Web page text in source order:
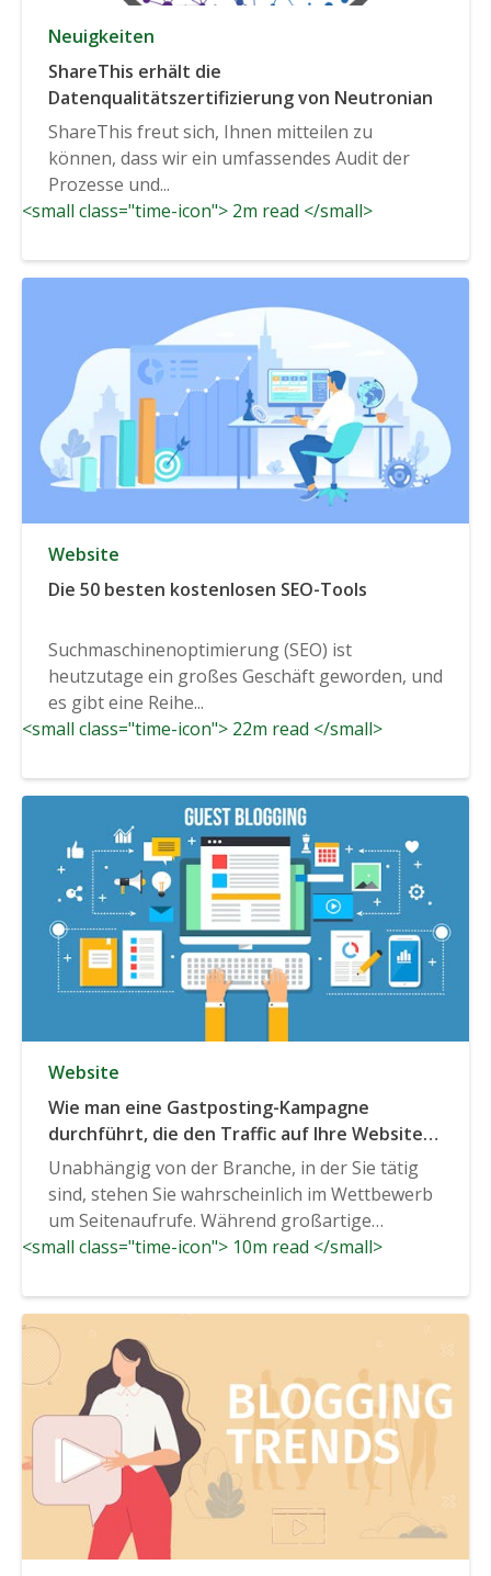
Neuigkeiten
ShareThis erhält die
Datenqualitätszertifizierung von Neutronian
ShareThis freut sich, Ihnen mitteilen zu
können, dass wir ein umfassendes Audit der
Prozesse und...
<small class="time-icon"> 2m read </small>
Website
Die 50 besten kostenlosen SEO-Tools
Suchmaschinenoptimierung (SEO) ist
heutzutage ein großes Geschäft geworden, und
es gibt eine Reihe...
<small class="time-icon"> 22m read </small>
Website
Wie man eine Gastposting-Kampagne
durchführt, die den Traffic auf Ihre Website
lenkt
Unabhängig von der Branche, in der Sie tätig
sind, stehen Sie wahrscheinlich im Wettbewerb
um Seitenaufrufe. Während großartige
Inhalte...
<small class="time-icon"> 10m read </small>